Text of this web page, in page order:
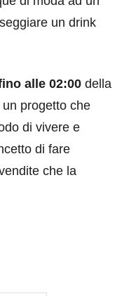
un drink
alle 02:00 della
progetto che
di vivere e
di fare
che la